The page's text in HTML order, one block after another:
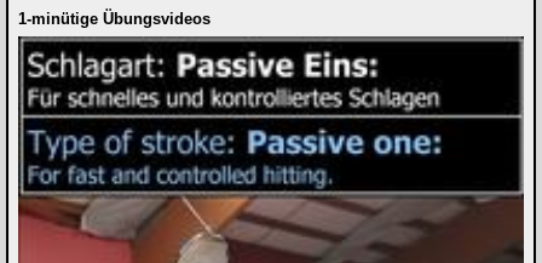
1-minütige Übungsvideos